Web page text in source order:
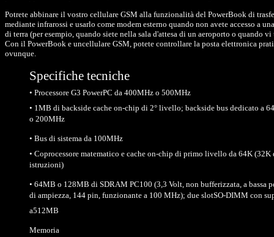
Potrete abbinare il vostro cellulare GSM alla funzionalità del PowerBook di
mediante infrarossi e usarlo come modem esterno quando non avete accesso a
di terra (per esempio, quando siete nella sala d'attesa di un aeroporto o quando
Con il PowerBook e uncellulare GSM, potete controllare la posta elettronica
ovunque.
Specifiche tecniche
• Processore G3 PowerPC da 400MHz o 500MHz
• 1MB di backside cache on-chip di 2° livello; backside bus dedicato a
o 200MHz
• Bus di sistema da 100MHz
• Coprocessore matematico e cache on-chip di primo livello da 64K (32K
istruzioni)
• 64MB o 128MB di SDRAM PC100 (3,3 Volt, non bufferizzata, a bassa
di ampiezza, 144 pin, funzionante a 100 MHz); due slotSO-DIMM con
a512MB
Memoria